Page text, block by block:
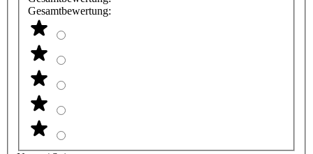
Gesamtbewertung: